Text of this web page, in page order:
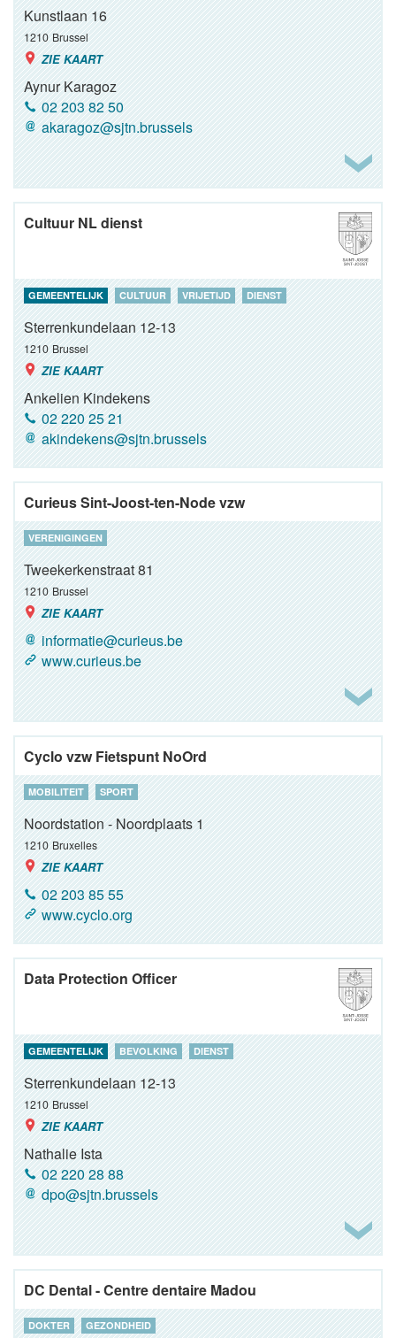
Kunstlaan 16
1210 Brussel
ZIE KAART
Aynur Karagoz
02 203 82 50
akaragoz@sjtn.brussels
Cultuur NL dienst
GEMEENTELIJK CULTUUR VRIJETIJD DIENST
Sterrenkundelaan 12-13
1210 Brussel
ZIE KAART
Ankelien Kindekens
02 220 25 21
akindekens@sjtn.brussels
Curieus Sint-Joost-ten-Node vzw
VERENIGINGEN
Tweekerkenstraat 81
1210 Brussel
ZIE KAART
informatie@curieus.be
www.curieus.be
Cyclo vzw Fietspunt NoOrd
MOBILITEIT SPORT
Noordstation - Noordplaats 1
1210 Bruxelles
ZIE KAART
02 203 85 55
www.cyclo.org
Data Protection Officer
GEMEENTELIJK BEVOLKING DIENST
Sterrenkundelaan 12-13
1210 Brussel
ZIE KAART
Nathalie Ista
02 220 28 88
dpo@sjtn.brussels
DC Dental - Centre dentaire Madou
DOKTER GEZONDHEID